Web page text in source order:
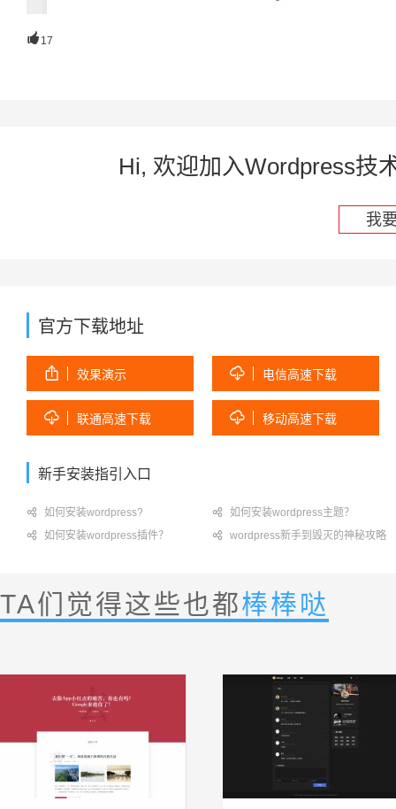
 17
Hi, 欢迎加入Wordpress技
我
官方下载地址
 效果演示  电信高速下载
 联通高速下载  移动高速下载
新手安装指引入口
 如何安装wordpress?  如何安装wordpress主题？
 如何安装wordpress插件？  wordpress新手到毁灭的神秘攻略
TA们觉得这些也都棒棒哒